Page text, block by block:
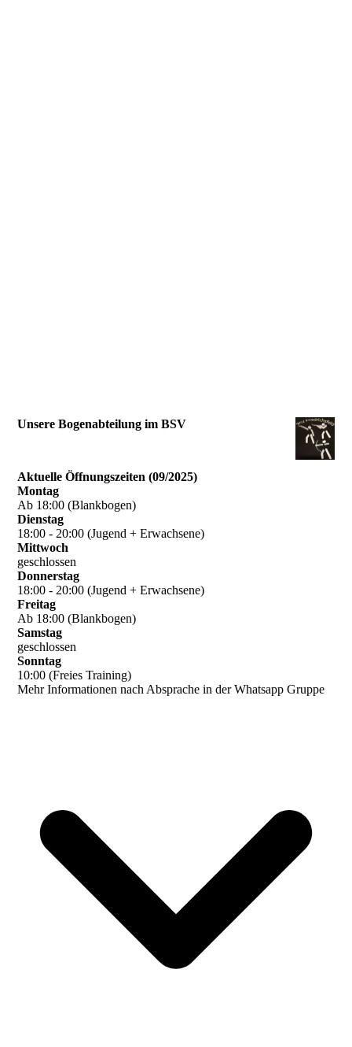
Unsere Bogenabteilung im BSV
Aktuelle Öffnungszeiten (09/2025)
Montag
Ab 18:00 (Blankbogen)
Dienstag
18:00 - 20:00 (Jugend + Erwachsene)
Mittwoch
geschlossen
Donnerstag
18:00 - 20:00 (Jugend + Erwachsene)
Freitag
Ab 18:00 (Blankbogen)
Samstag
geschlossen
Sonntag
10:00 (Freies Training)
Mehr Informationen nach Absprache in der Whatsapp Gruppe